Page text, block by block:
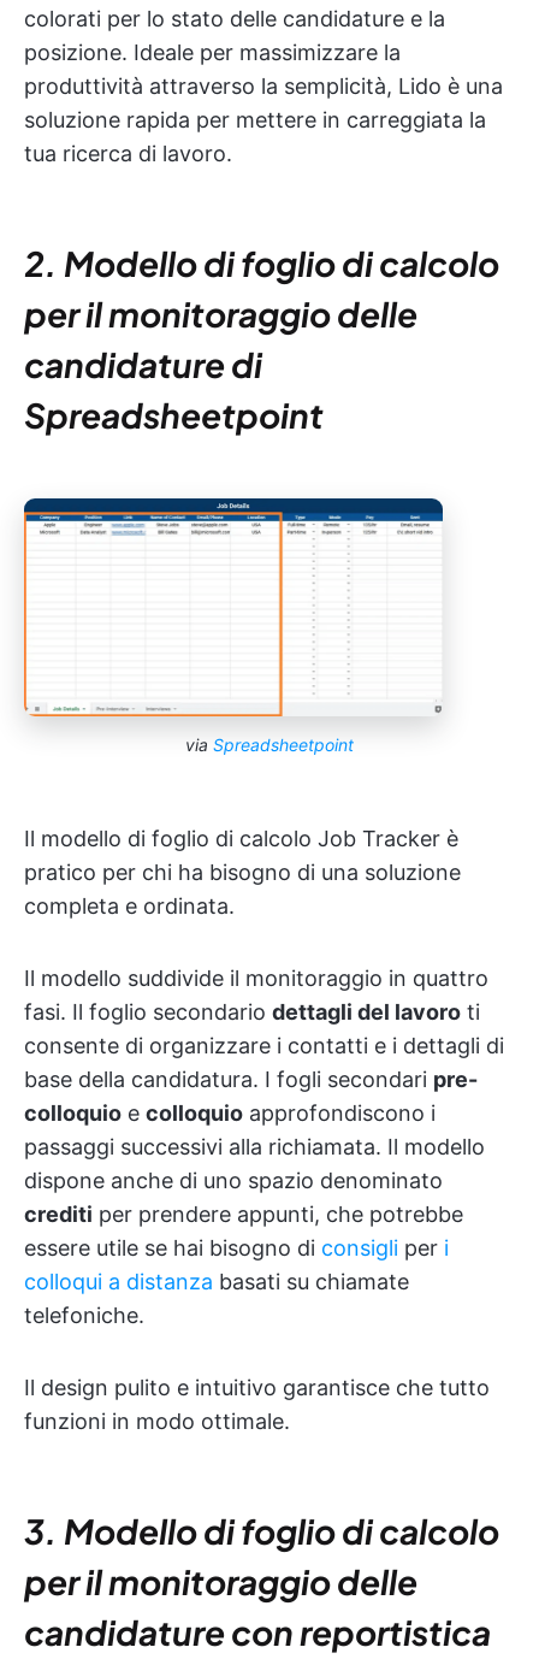
colorati per lo stato delle candidature e la
posizione. Ideale per massimizzare la
produttività attraverso la semplicità, Lido è una
soluzione rapida per mettere in carreggiata la
tua ricerca di lavoro.
2. Modello di foglio di calcolo
per il monitoraggio delle
candidature di
Spreadsheetpoint
via Spreadsheetpoint
Il modello di foglio di calcolo Job Tracker è
pratico per chi ha bisogno di una soluzione
completa e ordinata.
Il modello suddivide il monitoraggio in quattro
fasi. Il foglio secondario dettagli del lavoro ti
consente di organizzare i contatti e i dettagli di
base della candidatura. I fogli secondari pre-
colloquio e colloquio approfondiscono i
passaggi successivi alla richiamata. Il modello
dispone anche di uno spazio denominato
crediti per prendere appunti, che potrebbe
essere utile se hai bisogno di consigli per i
colloqui a distanza basati su chiamate
telefoniche.
Il design pulito e intuitivo garantisce che tutto
funzioni in modo ottimale.
3. Modello di foglio di calcolo
per il monitoraggio delle
candidature con reportistica